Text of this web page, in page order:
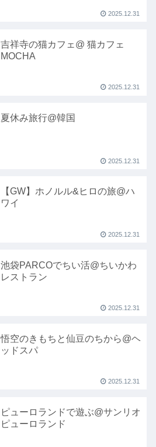
2025.12.31
吉祥寺の猫カフェ@ 猫カフェ
MOCHA
2025.12.31
夏休み旅行@韓国
2025.12.31
【GW】ホノルル&ヒロの旅@ハ
ワイ
2025.12.31
池袋PARCOでちい活@ちいかわ
レストラン
2025.12.31
悟空のきもちと仙豆のちから@ヘ
ッドスパ
2025.12.31
ピューロランドで遊ぶ@サンリオ
ピューロランド